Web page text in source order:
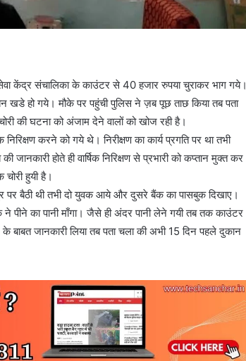
केंद्र संचालिका के काउंटर से 40 हजार रुपया चुराकर भाग गये।
खडे हो गये। मौके पर पहुंची पुलिस ने ज़ब पूछ ताछ किया तब पता
की घटना को अंजाम देने वालों को खोज रही है।
करने को गये थे। निरीक्षण का कार्य प्रगति पर था तभी
होते ही वार्षिक निरिक्षण से प्रभारी को कप्तान मुक्त कर
हुयी है।
पर बैठी थी तभी दो युवक आये और दुसरे बैंक का पासबुक दिखाए।
पीने का पानी माँगा। जैसे ही अंदर पानी लेने गयी तब तक काउंटर
जानकारी लिया तब पता चला की अभी 15 दिन पहले दुकान